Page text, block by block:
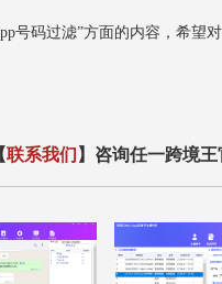
码过滤”方面的内容，希望
联系我们 】咨询任一跨境